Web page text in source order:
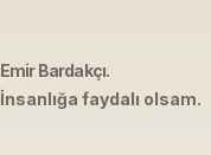
Emir Bardakçı.
İnsanlığa faydalı olsam.